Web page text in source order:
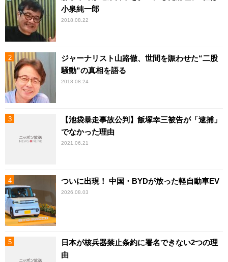
小泉純一郎
2018.08.22
ジャーナリスト山路徹、世間を賑わせた“二股
騒動”の真相を語る
2018.08.24
【池袋暴走事故公判】飯塚幸三被告が「逮捕」
でなかった理由
2021.06.21
ついに出現！ 中国・BYDが放った軽自動車EV
2026.08.03
日本が核兵器禁止条約に署名できない2つの理
由